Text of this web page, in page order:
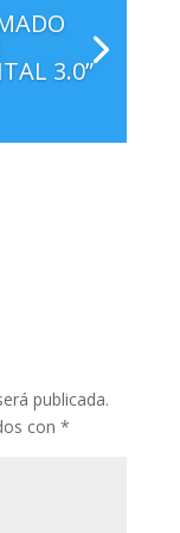
3.0”
publicada.
con *